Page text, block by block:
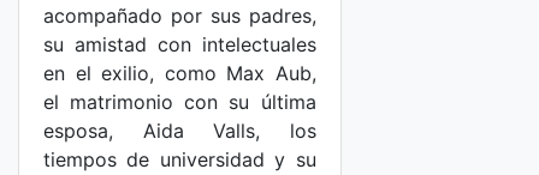
acompañado por sus padres,
su amistad con intelectuales
en el exilio, como Max Aub,
el matrimonio con su última
esposa, Aida Valls, los
tiempos de universidad y su